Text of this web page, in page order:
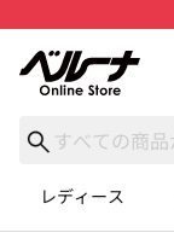
レディース